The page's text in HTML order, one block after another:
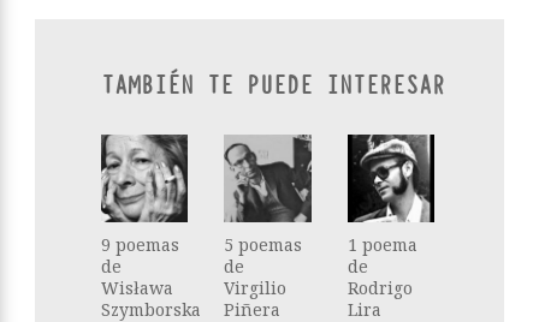
TAMBIÉN TE PUEDE INTERESAR
9 poemas
de
Wisława
Szymborska
5 poemas
de
Virgilio
Piñera
1 poema
de
Rodrigo
Lira